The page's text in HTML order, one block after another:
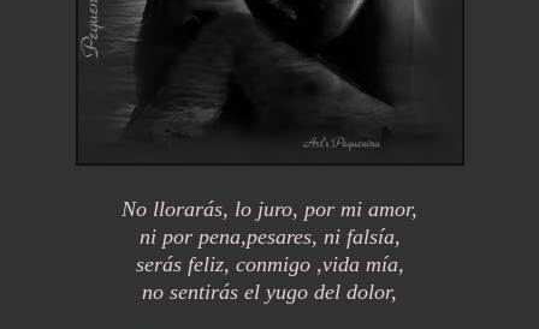
No llorarás, lo juro, por mi amor,
ni por pena,pesares, ni falsía,
serás feliz, conmigo ,vida mía,
no sentirás el yugo del dolor,